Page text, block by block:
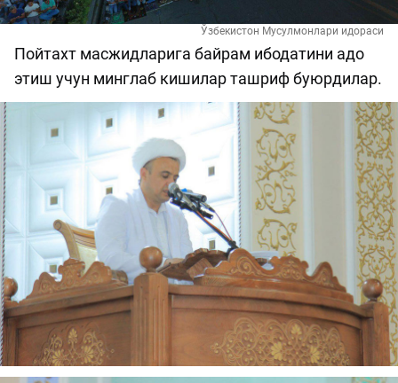
Ўзбекистон Мусулмонлари идораси
Пойтахт масжидларига байрам ибодатини адо
этиш учун минглаб кишилар ташриф буюрдилар.